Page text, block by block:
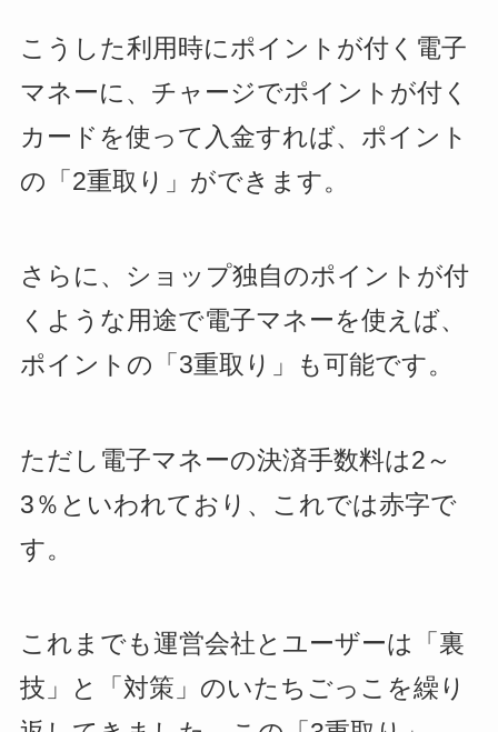
こうした利用時にポイントが付く電子
マネーに、チャージでポイントが付く
カードを使って入金すれば、ポイント
の「2重取り」ができます。
さらに、ショップ独自のポイントが付
くような用途で電子マネーを使えば、
ポイントの「3重取り」も可能です。
ただし電子マネーの決済手数料は2～
3％といわれており、これでは赤字で
す。
これまでも運営会社とユーザーは「裏
技」と「対策」のいたちごっこを繰り